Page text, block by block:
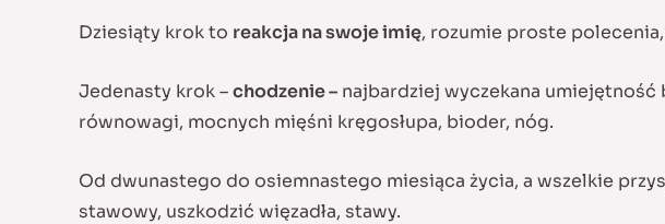
Dziesiąty krok to reakcja na swoje imię, rozumie proste
Jedenasty krok –chodzenie – najbardziej wyczekana
równowagi, mocnych mięśni kręgosłupa, bioder, nóg.
Od dwunastego do osiemnastego miesiąca życia, a wszelkie
stawowy, uszkodzić więzadła, stawy.